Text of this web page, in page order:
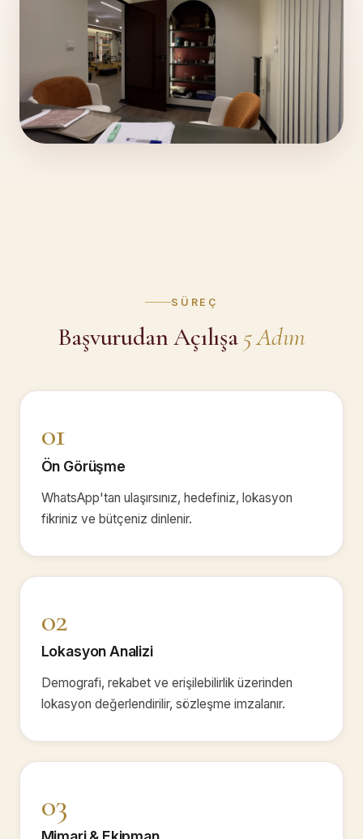
SÜREÇ
Başvurudan Açılışa5 Adım
01
Ön Görüşme
WhatsApp'tan ulaşırsınız, hedefiniz, lokasyon
fikriniz ve bütçeniz dinlenir.
02
Lokasyon Analizi
Demografi, rekabet ve erişilebilirlik üzerinden
lokasyon değerlendirilir, sözleşme imzalanır.
03